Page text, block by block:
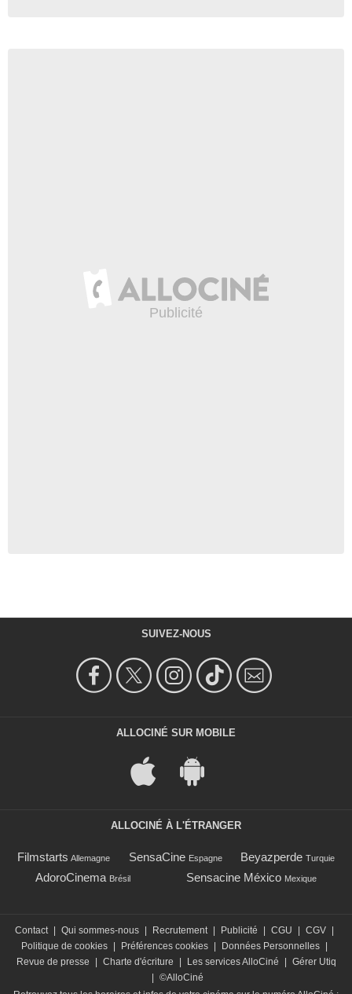
SUIVEZ-NOUS
ALLOCINÉ SUR MOBILE
ALLOCINÉ À L'ÉTRANGER
Filmstarts Allemagne SensaCine Espagne Beyazperde Turquie
AdoroCinema Brésil Sensacine México Mexique
Contact Qui sommes-nous Recrutement Publicité CGU CGV
Politique de cookies
Préférences cookies Données Personnelles
Revue de presse
Charte d'écriture Les services AlloCiné
Gérer Utiq
©AlloCiné